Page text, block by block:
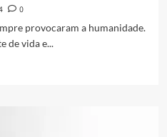
0
provocaram a humanidade.
de vida e...